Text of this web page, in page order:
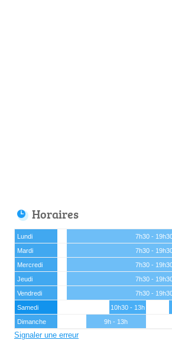
Horaires
Lundi
7h30 -
Mardi
7h30 -
Mercredi
7h30 -
Jeudi
7h30 -
Vendredi
7h30 -
Samedi
10h30 - 13h
Dimanche
9h - 13h
Signaler une erreur